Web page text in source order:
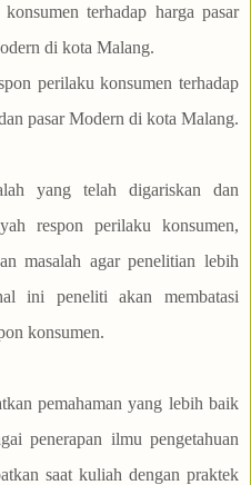
terhadap harga pasar
di kota Malang.
perilaku konsumen terhadap
pasar Modern di kota Malang.
yang telah digariskan dan
respon perilaku konsumen,
masalah agar penelitian lebih
ini peneliti akan membatasi
konsumen.
pemahaman yang lebih baik
penerapan ilmu pengetahuan
saat kuliah dengan praktek